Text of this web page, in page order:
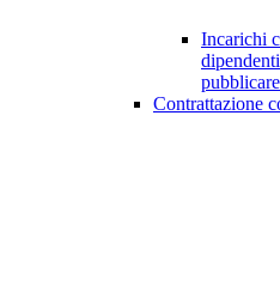
Incarichi
Contrattazione